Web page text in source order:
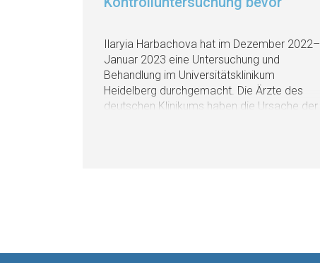
Ilaryia Harbachova hat im Dezember 2022–
Januar 2023 eine Untersuchung und
Behandlung im Universitätsklinikum
Heidelberg durchgemacht. Die Ärzte des
deutschen Klinikums haben die Ursache der